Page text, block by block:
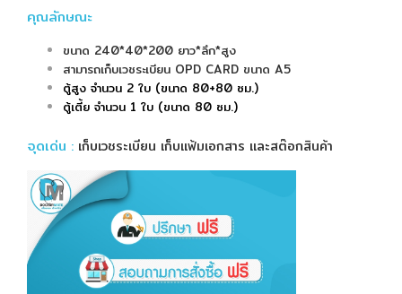
คุณลักษณะ
ขนาด 240*40*200 ยาว*ลึก*สูง
สามารถเก็บเวชระเบียน OPD CARD ขนาด A5
ตู้สูง จำนวน 2 ใบ (ขนาด 80+80 ซม.)
ตู้เตี้ย จำนวน 1 ใบ (ขนาด 80 ซม.)
จุดเด่น : เก็บเวชระเบียน เก็บแฟ้มเอกสาร และสต๊อกสินค้า